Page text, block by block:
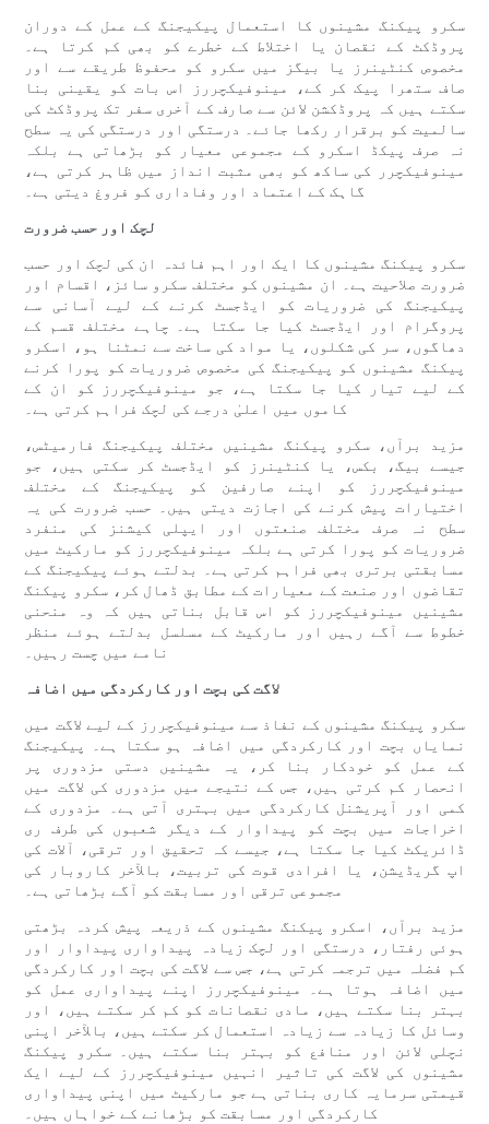
سکرو پیکنگ مشینوں کا استعمال پیکیجنگ کے عمل کے دوران
پروڈکٹ کے نقصان یا اختلاط کے خطرے کو بھی کم کرتا ہے۔
مخصوص کنٹینرز یا بیگز میں سکرو کو محفوظ طریقے سے اور
صاف ستھرا پیک کر کے، مینوفیکچررز اس بات کو یقینی بنا
سکتے ہیں کہ پروڈکشن لائن سے صارف کے آخری سفر تک پروڈکٹ کی
سالمیت کو برقرار رکھا جائے۔ درستگی اور درستگی کی یہ سطح
نہ صرف پیکڈ اسکرو کے مجموعی معیار کو بڑھاتی ہے بلکہ
مینوفیکچرر کی ساکھ کو بھی مثبت انداز میں ظاہر کرتی ہے،
گاہک کے اعتماد اور وفاداری کو فروغ دیتی ہے۔
لچک اور حسب ضرورت
سکرو پیکنگ مشینوں کا ایک اور اہم فائدہ ان کی لچک اور حسب
ضرورت صلاحیت ہے۔ ان مشینوں کو مختلف سکرو سائز، اقسام اور
پیکیجنگ کی ضروریات کو ایڈجسٹ کرنے کے لیے آسانی سے
پروگرام اور ایڈجسٹ کیا جا سکتا ہے۔ چاہے مختلف قسم کے
دھاگوں، سر کی شکلوں، یا مواد کی ساخت سے نمٹنا ہو، اسکرو
پیکنگ مشینوں کو پیکیجنگ کی مخصوص ضروریات کو پورا کرنے
کے لیے تیار کیا جا سکتا ہے، جو مینوفیکچررز کو ان کے
کاموں میں اعلیٰ درجے کی لچک فراہم کرتی ہے۔
مزید برآں، سکرو پیکنگ مشینیں مختلف پیکیجنگ فارمیٹس،
جیسے بیگ، بکس، یا کنٹینرز کو ایڈجسٹ کر سکتی ہیں، جو
مینوفیکچررز کو اپنے صارفین کو پیکیجنگ کے مختلف
اختیارات پیش کرنے کی اجازت دیتی ہیں۔ حسب ضرورت کی یہ
سطح نہ صرف مختلف صنعتوں اور ایپلی کیشنز کی منفرد
ضروریات کو پورا کرتی ہے بلکہ مینوفیکچررز کو مارکیٹ میں
مسابقتی برتری بھی فراہم کرتی ہے۔ بدلتے ہوئے پیکیجنگ کے
تقاضوں اور صنعت کے معیارات کے مطابق ڈھال کر، سکرو پیکنگ
مشینیں مینوفیکچررز کو اس قابل بناتی ہیں کہ وہ منحنی
خطوط سے آگے رہیں اور مارکیٹ کے مسلسل بدلتے ہوئے منظر
نامے میں چست رہیں۔
لاگت کی بچت اور کارکردگی میں اضافہ
سکرو پیکنگ مشینوں کے نفاذ سے مینوفیکچررز کے لیے لاگت میں
نمایاں بچت اور کارکردگی میں اضافہ ہو سکتا ہے۔ پیکیجنگ
کے عمل کو خودکار بنا کر، یہ مشینیں دستی مزدوری پر
انحصار کم کرتی ہیں، جس کے نتیجے میں مزدوری کی لاگت میں
کمی اور آپریشنل کارکردگی میں بہتری آتی ہے۔ مزدوری کے
اخراجات میں بچت کو پیداوار کے دیگر شعبوں کی طرف ری
ڈائریکٹ کیا جا سکتا ہے، جیسے کہ تحقیق اور ترقی، آلات کی
اپ گریڈیشن، یا افرادی قوت کی تربیت، بالآخر کاروبار کی
مجموعی ترقی اور مسابقت کو آگے بڑھاتی ہے۔
مزید برآں، اسکرو پیکنگ مشینوں کے ذریعہ پیش کردہ بڑھتی
ہوئی رفتار، درستگی اور لچک زیادہ پیداواری پیداوار اور
کم فضلہ میں ترجمہ کرتی ہے، جس سے لاگت کی بچت اور کارکردگی
میں اضافہ ہوتا ہے۔ مینوفیکچررز اپنے پیداواری عمل کو
بہتر بنا سکتے ہیں، مادی نقصانات کو کم کر سکتے ہیں، اور
وسائل کا زیادہ سے زیادہ استعمال کر سکتے ہیں، بالآخر اپنی
نچلی لائن اور منافع کو بہتر بنا سکتے ہیں۔ سکرو پیکنگ
مشینوں کی لاگت کی تاثیر انہیں مینوفیکچررز کے لیے ایک
قیمتی سرمایہ کاری بناتی ہے جو مارکیٹ میں اپنی پیداواری
کارکردگی اور مسابقت کو بڑھانے کے خواہاں ہیں۔